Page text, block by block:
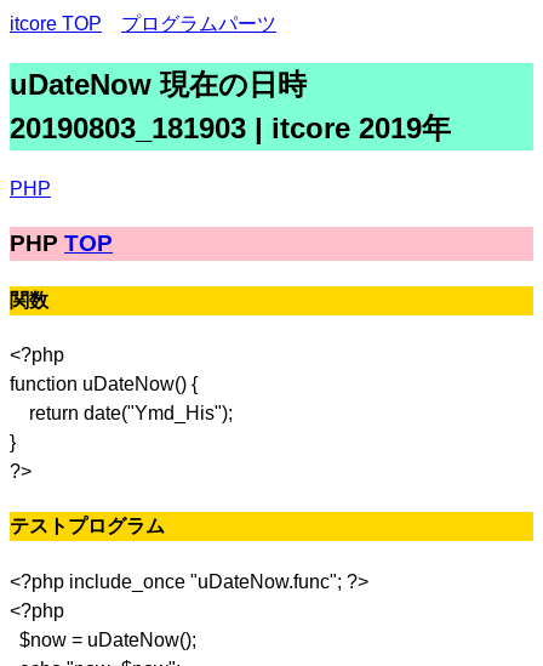
itcore TOP プログラムパーツ
uDateNow 現在の日時
20190803_181903 | itcore 2019年
PHP
PHP TOP
関数
<?php
function uDateNow() {
return date("Ymd_His");
}
?>
テストプログラム
<?php include_once "uDateNow.func"; ?>
<?php
$now = uDateNow();